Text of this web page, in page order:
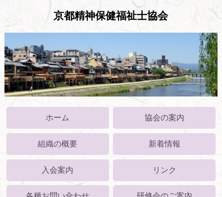
京都精神保健福祉士協会
ホーム 協会の案内
組織の概要 新着情報
入会案内 リンク